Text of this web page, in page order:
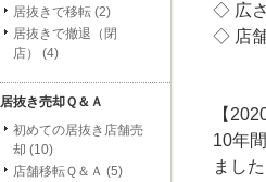
◇ 広
◇ 店
【
10年
まし
居抜きで移転 (2)
居抜きで撤退（閉
店） (4)
居抜き売却Ｑ＆Ａ
初めての居抜き店舗売
却 (10)
店舗移転Ｑ＆Ａ (5)